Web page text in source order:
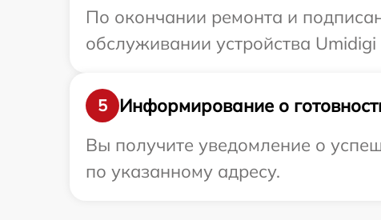
По окончании ремонта и
обслуживании устройства
5
Информирование о
Вы получите уведомление о
по указанному адресу.